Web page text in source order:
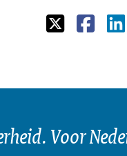
Voor